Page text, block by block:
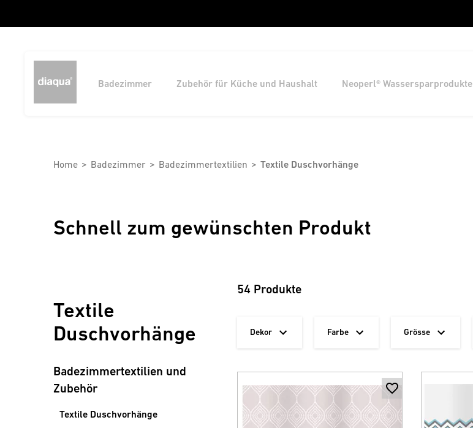
Badezimmer Zubehör für Küche und Haushalt Neoperl® Wassersparprodukte
Home Badezimmer Badezimmertextilien Textile Duschvorhänge
Schnell zum gewünschten Produkt
Textile
Duschvorhänge
Badezimmertextilien und
Zubehör
Textile Duschvorhänge
54 Produkte
Dekor Farbe Grösse